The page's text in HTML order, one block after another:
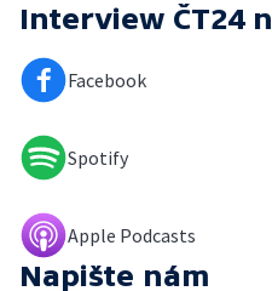
Interview ČT24
Facebook
Spotify
Apple Podcasts
Napište nám